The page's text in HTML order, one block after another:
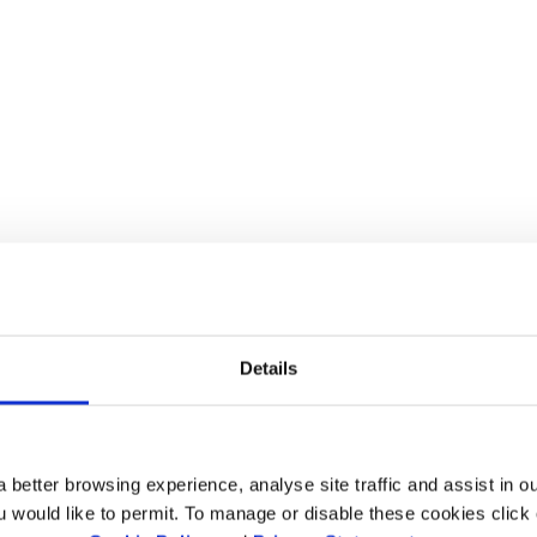
Details
better browsing experience, analyse site traffic and assist in
like to permit. To manage or disable these cookies click
u naš Centar za